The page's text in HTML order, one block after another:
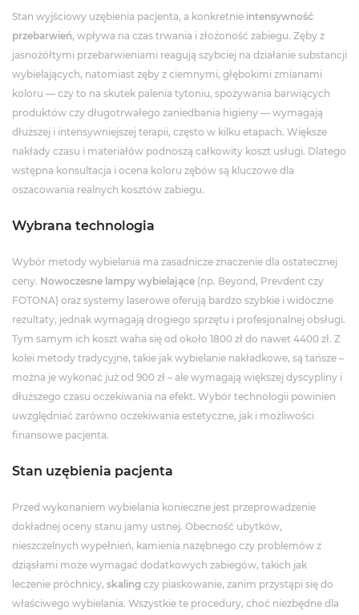
Stan wyjściowy uzębienia pacjenta, a konkretnie intensywność
przebarwień, wpływa na czas trwania i złożoność zabiegu. Zęby z
jasnożółtymi przebarwieniami reagują szybciej na działanie substancji
wybielających, natomiast zęby z ciemnymi, głębokimi zmianami
koloru — czy to na skutek palenia tytoniu, spożywania barwiących
produktów czy długotrwałego zaniedbania higieny — wymagają
dłuższej i intensywniejszej terapii, często w kilku etapach. Większe
nakłady czasu i materiałów podnoszą całkowity koszt usługi. Dlatego
wstępna konsultacja i ocena koloru zębów są kluczowe dla
oszacowania realnych kosztów zabiegu.
Wybrana technologia
Wybór metody wybielania ma zasadnicze znaczenie dla ostatecznej
ceny. Nowoczesne lampy wybielające (np. Beyond, Prevdent czy
FOTONA) oraz systemy laserowe oferują bardzo szybkie i widoczne
rezultaty, jednak wymagają drogiego sprzętu i profesjonalnej obsługi.
Tym samym ich koszt waha się od około 1800 zł do nawet 4400 zł. Z
kolei metody tradycyjne, takie jak wybielanie nakładkowe, są tańsze –
można je wykonać już od 900 zł – ale wymagają większej dyscypliny i
dłuższego czasu oczekiwania na efekt. Wybór technologii powinien
uwzględniać zarówno oczekiwania estetyczne, jak i możliwości
finansowe pacjenta.
Stan uzębienia pacjenta
Przed wykonaniem wybielania konieczne jest przeprowadzenie
dokładnej oceny stanu jamy ustnej. Obecność ubytków,
nieszczelnych wypełnień, kamienia nazębnego czy problemów z
dziąsłami może wymagać dodatkowych zabiegów, takich jak
leczenie próchnicy, skaling czy piaskowanie, zanim przystąpi się do
właściwego wybielania. Wszystkie te procedury, choć niezbędne dla